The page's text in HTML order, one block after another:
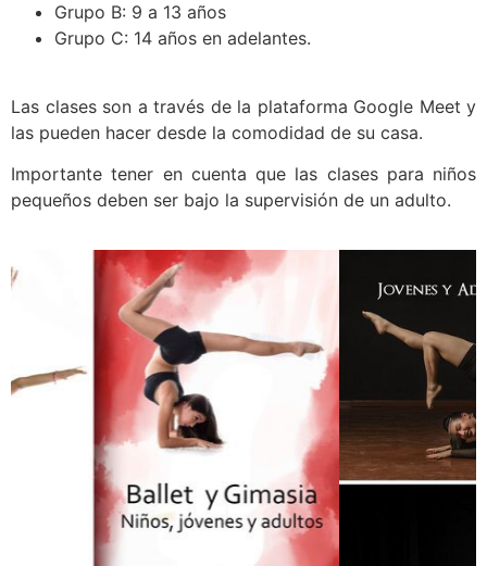
Grupo B: 9 a 13 años
Grupo C: 14 años en adelantes.
Las clases son a través de la plataforma Google Meet y
las pueden hacer desde la comodidad de su casa.
Importante tener en cuenta que las clases para niños
pequeños deben ser bajo la supervisión de un adulto.